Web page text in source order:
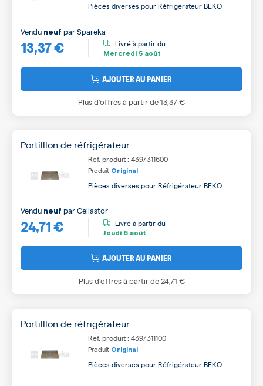
Pièces diverses pour Réfrigérateur BEKO
13,37 €
Vendu neuf parSpareka
Livré à partir du
Mercredi 5 août
AJOUTER AU PANIER
Plus d’offres à partir de13,37 €
Portilllon de réfrigérateur
Ref. produit : 4397311600
Produit Original
Pièces diverses pour Réfrigérateur BEKO
24,71 €
Vendu neuf parCellastor
Livré à partir du
Jeudi 6 août
AJOUTER AU PANIER
Plus d’offres à partir de24,71 €
Portilllon de réfrigérateur
Ref. produit : 4397311100
Produit Original
Pièces diverses pour Réfrigérateur BEKO